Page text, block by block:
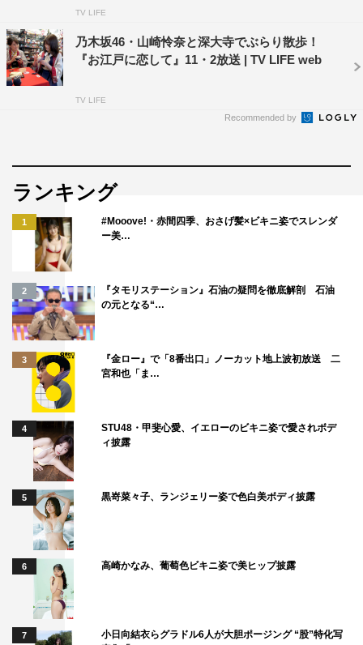
『週末ハッピーライフ！お江戸に恋して』
TOKYO MX 地上波9ch
毎週土曜 前11・00～11・55＜TOKYO MX1＞
スマートフォン用アプリ／Webサイト「エムキャス」で同
乃木坂46 山崎怜奈
TV LIFE
乃木坂46・山崎怜奈と深大寺でぶらり散歩！
『お江戸に恋して』11・2放送 | TV LIFE web
TV LIFE
Recommended by
ランキング
1
#Mooove!・赤間四季、おさげ髪×ビキニ姿でスレンダ
ー美…
2
『タモリステーション』石油の疑問を徹底解剖 石油
の元となる“…
3
『金ロー』で「8番出口」ノーカット地上波初放送 二
宮和也「ま…
4
STU48・甲斐心愛、イエローのビキニ姿で愛されボデ
ィ披露
5 黒嵜菜々子、ランジェリー姿で色白美ボディ披露
6 高崎かなみ、葡萄色ビキニ姿で美ヒップ披露
7
小日向結衣らグラドル6人が大胆ポージング “股”特化写